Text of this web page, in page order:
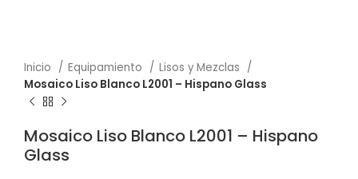
Inicio Equipamiento
Lisos y Mezclas
Mosaico Liso Blanco L2001 – Hispano Glass
Mosaico Liso Blanco L2001 – Hispano
Glass